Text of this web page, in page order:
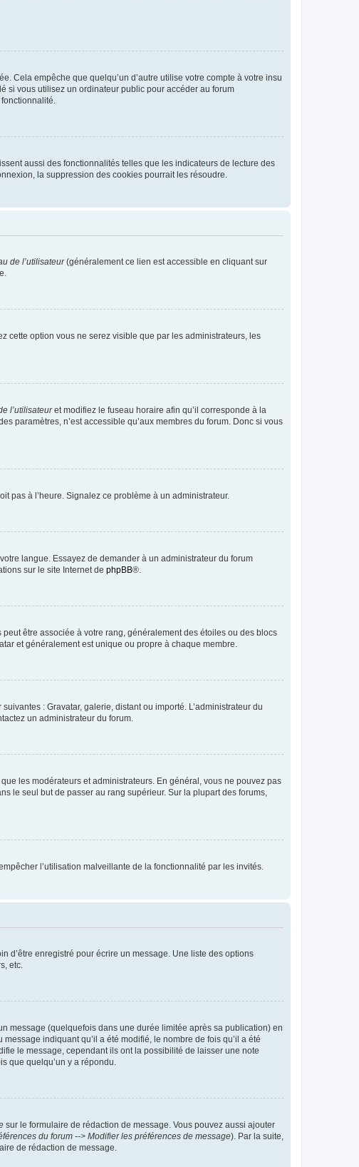
Cela empêche que quelqu’un d’autre utilise votre compte à votre insu
si vous utilisez un ordinateur public pour accéder au forum
aussi des fonctionnalités telles que les indicateurs de lecture des
la suppression des cookies pourrait les résoudre.
de l’utilisateur(généralement ce lien est accessible en cliquant sur
cette option vous ne serez visible que par les administrateurs, les
l’utilisateuret modifiez le fuseau horaire afin qu’il corresponde à la
paramètres, n’est accessible qu’aux membres du forum. Donc si vous
pas à l’heure. Signalez ce problème à un administrateur.
langue. Essayez de demander à un administrateur du forum
sur le site Internet de phpBB®.
peut être associée à votre rang, généralement des étoiles ou des blocs
et généralement est unique ou propre à chaque membre.
: Gravatar, galerie, distant ou importé. L’administrateur du
un administrateur du forum.
les modérateurs et administrateurs. En général, vous ne pouvez pas
le seul but de passer au rang supérieur. Sur la plupart des forums,
l’utilisation malveillante de la fonctionnalité par les invités.
d’être enregistré pour écrire un message. Une liste des options
etc.
message (quelquefois dans une durée limitée après sa publication) en
indiquant qu’il a été modifié, le nombre de fois qu’il a été
le message, cependant ils ont la possibilité de laisser une note
que quelqu’un y a répondu.
sur le formulaire de rédaction de message. Vous pouvez aussi ajouter
du forum --> Modifier les préférences de message). Par la suite,
de rédaction de message.